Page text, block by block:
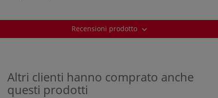
Recensioni prodotto
Altri clienti hanno comprato anche
questi prodotti